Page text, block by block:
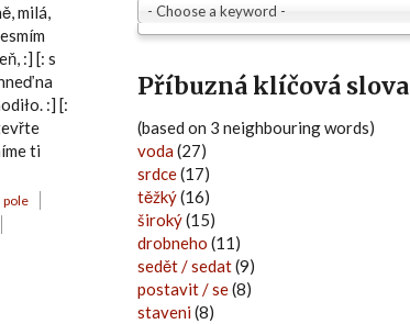
milá,
:] [: s
na
:] [:
ti
pole
- Choose a keyword -
Příbuzná klíčová slova
(based on 3 neighbouring words)
voda(27)
srdce(17)
těžký(16)
široký(15)
drobneho (11)
sedět / sedat(9)
postavit / se(8)
staveni(8)